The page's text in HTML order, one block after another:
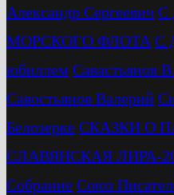
Александр Сергеевич С
МОРСКОГО ФЛОТА С
юбиллем Савастьянов
Савостьянов Валерий
Белозерке СКАЗКИ О
СЛАВЯНСКАЯ ЛИРА-
Собрание Союз